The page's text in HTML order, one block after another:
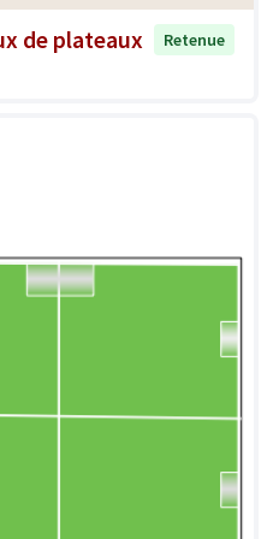
de plateaux
Retenue